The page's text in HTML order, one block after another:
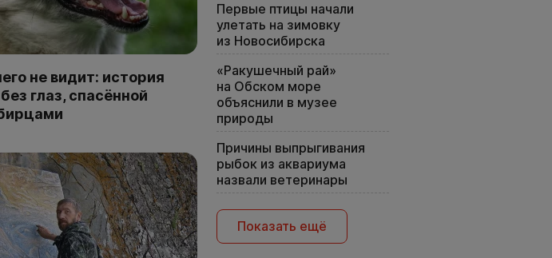
не видит: история
глаз, спасённой
Первые птицы начали
улетать на зимовку
из Новосибирска
«Ракушечный рай»
на Обском море
объяснили в музее
природы
Причины выпрыгивания
рыбок из аквариума
назвали ветеринары
Показать ещё